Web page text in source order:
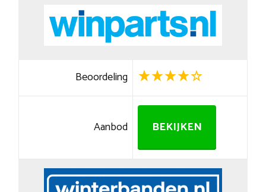
Beoordeling
Aanbod BEKIJKEN